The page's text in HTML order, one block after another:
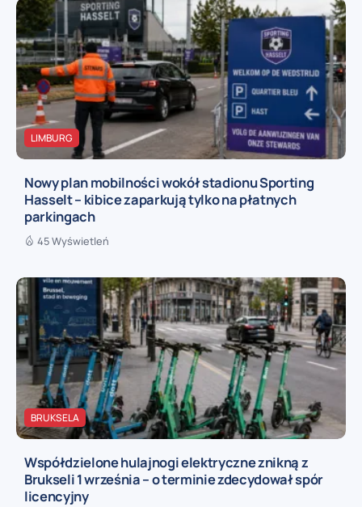
LIMBURG
Nowy plan mobilności wokół stadionu Sporting
Hasselt – kibice zaparkują tylko na płatnych
parkingach
45 Wyświetleń
BRUKSELA
Współdzielone hulajnogi elektryczne znikną z
Brukseli 1 września – o terminie zdecydował spór
licencyjny